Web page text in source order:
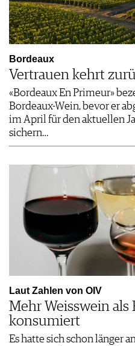
Bordeaux
Vertrauen kehrt
«Bordeaux En Primeur»
Bordeaux-Wein, bevor er
im April für den aktuellen
sichern…
Laut Zahlen von OIV
Mehr Weisswein
konsumiert
Es hatte sich schon länger